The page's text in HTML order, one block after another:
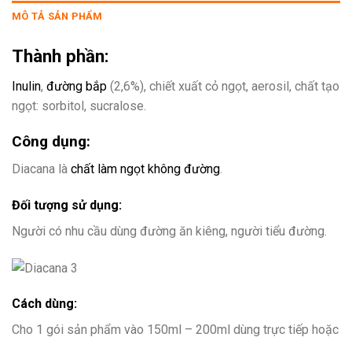
MÔ TẢ SẢN PHẨM
Thành phần:
Inulin, đường bắp (2,6%), chiết xuất cỏ ngọt, aerosil, chất tạo
ngọt: sorbitol, sucralose.
Công dụng:
Diacana là chất làm ngọt không đường
Đối tượng sử dụng:
Người có nhu cầu dùng đường ăn kiêng, người tiểu đường.
Cách dùng:
Cho 1 gói sản phẩm vào 150ml – 200ml dùng trực tiếp hoặc